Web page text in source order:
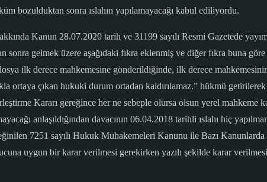
bozulduktan sonra ıslahın yapılamayacağı kabul ediliyordu.
Kanun 28.07.2020 tarih ve 31199 sayılı Resmi Gazetede
gelmek üzere aşağıdaki fıkra eklenmiş ve diğer fıkra buna
ilk derece mahkemesine gönderildiğinde, ilk derece
ortaya çıkan hukuki durum ortadan kaldırılamaz.” hükmü getirilerek
Kararı gereğince her ne sebeple olursa olsun yerel mahkeme
anlaşıldığından davacının 06.04.2018 tarihli ıslahı hiç
7251 sayılı Hukuk Muhakemeleri Kanunu ile Bazı Kanunlarda
uygun bir karar verilmesi gerekirken yazılı şekilde karar